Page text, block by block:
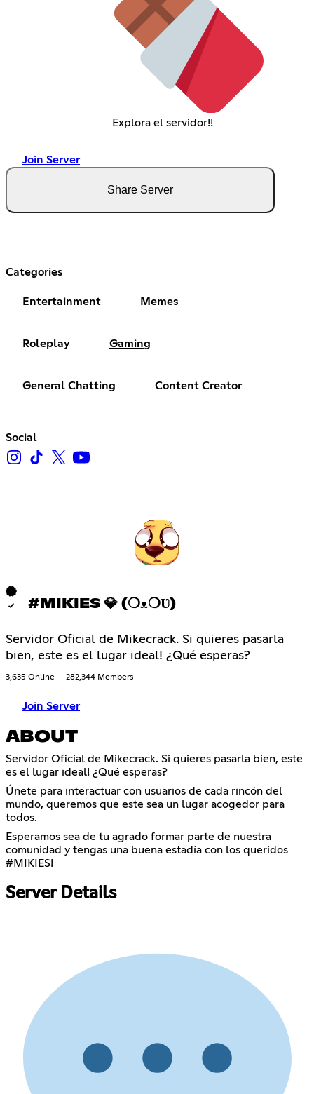
Explora el servidor!!
Join Server
Share Server
Categories
Entertainment Memes
Roleplay Gaming
General Chatting Content Creator
Social
#MIKIES 💎 (❍ᴥ❍Ʋ)
Servidor Oficial de Mikecrack. Si quieres pasarla
bien, este es el lugar ideal! ¿Qué esperas?
3,635 Online 282,344 Members
Join Server
ABOUT
Servidor Oficial de Mikecrack. Si quieres pasarla bien, este
es el lugar ideal! ¿Qué esperas?
Únete para interactuar con usuarios de cada rincón del
mundo, queremos que este sea un lugar acogedor para
todos.
Esperamos sea de tu agrado formar parte de nuestra
comunidad y tengas una buena estadía con los queridos
#MIKIES!
Server Details